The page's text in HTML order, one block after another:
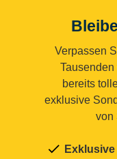
Verpassen
bereits
exklusive
von